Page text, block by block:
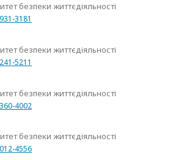
безпеки життєдіяльності
3181
безпеки життєдіяльності
5211
безпеки життєдіяльності
4002
безпеки життєдіяльності
4556